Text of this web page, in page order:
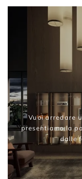
Vuoi arredare
presentiamo la
dalle